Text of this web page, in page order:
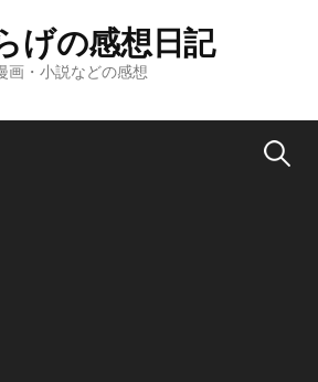
げの感想日記
画・小説などの感想
検